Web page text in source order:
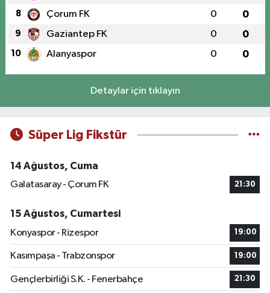
8 Çorum FK 0 0
9 Gaziantep FK 0 0
10 Alanyaspor 0 0
Detaylar için tıklayın
Süper Lig Fikstür
14 Ağustos, Cuma
Galatasaray - Çorum FK
21:30
15 Ağustos, Cumartesi
Konyaspor - Rizespor
19:00
Kasımpaşa - Trabzonspor 19:00
Gençlerbirliği S.K. - Fenerbahçe 21:30